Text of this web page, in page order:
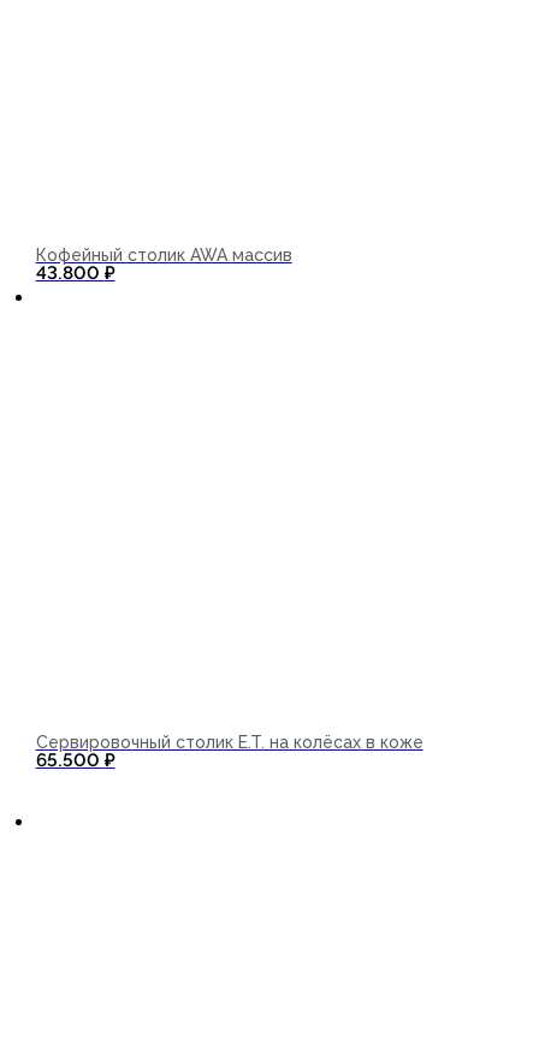
Кофейный столик AWA массив
43.800 ₽
Сервировочный столик E.T. на колёсах в коже
65.500 ₽